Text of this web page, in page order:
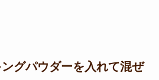
グパウダーを入れて混ぜ